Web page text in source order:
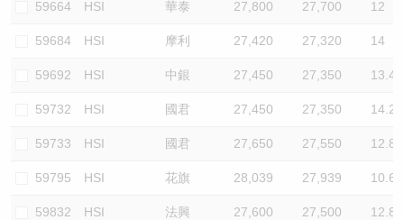
59664 HSI 華泰 27,800 27,700 12
59684 HSI 摩利 27,420 27,320 14
59692 HSI 中銀 27,450 27,350 13.4
59732 HSI 國君 27,450 27,350 14.2
59733 HSI 國君 27,650 27,550 12.8
59795 HSI 花旗 28,039 27,939 10.6
59832 HSI 法興 27,600 27,500 12.8